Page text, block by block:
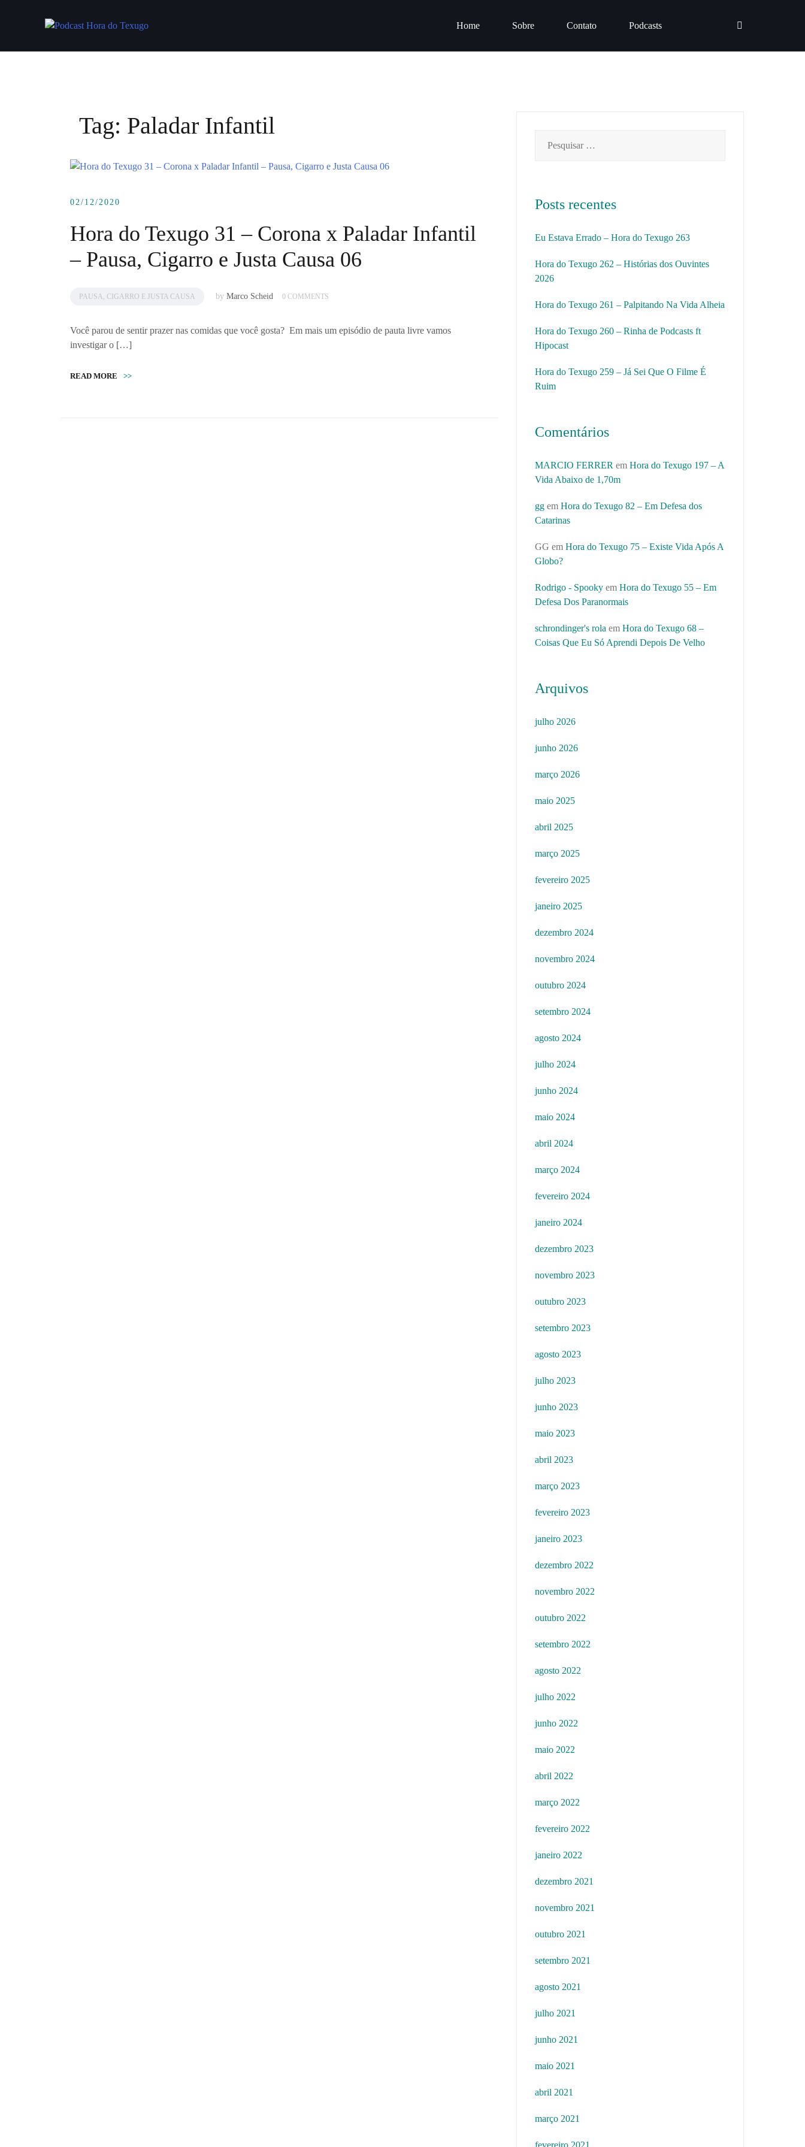
Home Sobre Contato Podcasts
Tag: Paladar Infantil
02/12/2020
Hora do Texugo 31 – Corona x Paladar Infantil
– Pausa, Cigarro e Justa Causa 06
PAUSA, CIGARRO E JUSTA CAUSA by Marco Scheid 0 COMMENTS
Você parou de sentir prazer nas comidas que você gosta? Em mais um episódio de pauta livre vamos
investigar o […]
READ MORE >>
por:
Posts recentes
Eu Estava Errado – Hora do Texugo 263
Hora do Texugo 262 – Histórias dos Ouvintes
2026
Hora do Texugo 261 – Palpitando Na Vida Alheia
Hora do Texugo 260 – Rinha de Podcasts ft
Hipocast
Hora do Texugo 259 – Já Sei Que O Filme É
Ruim
Comentários
MARCIO FERRER em Hora do Texugo 197 – A
Vida Abaixo de 1,70m
gg em Hora do Texugo 82 – Em Defesa dos
Catarinas
GG em Hora do Texugo 75 – Existe Vida Após A
Globo?
Rodrigo - Spooky em Hora do Texugo 55 – Em
Defesa Dos Paranormais
schrondinger's rola em Hora do Texugo 68 –
Coisas Que Eu Só Aprendi Depois De Velho
Arquivos
julho 2026
junho 2026
março 2026
maio 2025
abril 2025
março 2025
fevereiro 2025
janeiro 2025
dezembro 2024
novembro 2024
outubro 2024
setembro 2024
agosto 2024
julho 2024
junho 2024
maio 2024
abril 2024
março 2024
fevereiro 2024
janeiro 2024
dezembro 2023
novembro 2023
outubro 2023
setembro 2023
agosto 2023
julho 2023
junho 2023
maio 2023
abril 2023
março 2023
fevereiro 2023
janeiro 2023
dezembro 2022
novembro 2022
outubro 2022
setembro 2022
agosto 2022
julho 2022
junho 2022
maio 2022
abril 2022
março 2022
fevereiro 2022
janeiro 2022
dezembro 2021
novembro 2021
outubro 2021
setembro 2021
agosto 2021
julho 2021
junho 2021
maio 2021
abril 2021
março 2021